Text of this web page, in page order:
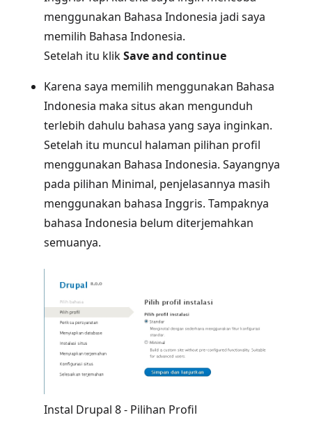
menggunakan Bahasa Indonesia jadi saya
memilih Bahasa Indonesia.
Setelah itu klikSave and continue
Karena saya memilih menggunakan Bahasa
Indonesia maka situs akan mengunduh
terlebih dahulu bahasa yang saya inginkan.
Setelah itu muncul halaman pilihan profil
menggunakan Bahasa Indonesia. Sayangnya
pada pilihan Minimal, penjelasannya masih
menggunakan bahasa Inggris. Tampaknya
bahasa Indonesia belum diterjemahkan
semuanya.
Instal Drupal 8 - Pilihan Profil